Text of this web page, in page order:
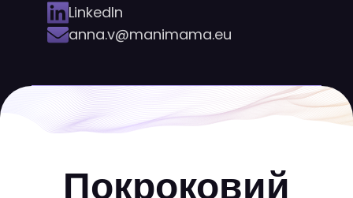
LinkedIn
anna.v@manimama.eu
Покроковий